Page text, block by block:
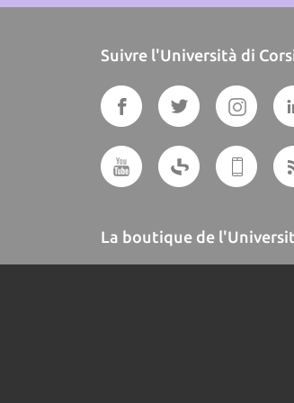
Suivre l'Università di
La boutique de